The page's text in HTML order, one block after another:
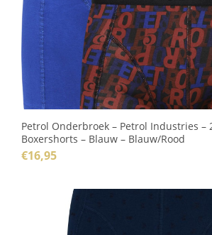
Petrol Onderbroek – Petrol Industries –
Boxershorts – Blauw – Blauw/Rood
€16,95